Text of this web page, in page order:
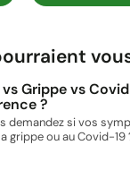
vs Grippe vs
?
demandez si vos
grippe ou au Covid-